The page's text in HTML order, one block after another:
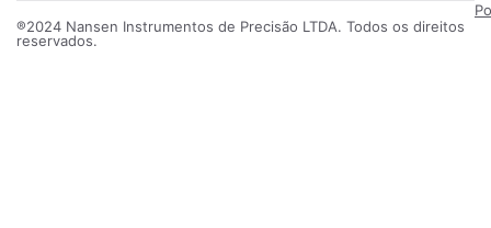
®2024 Nansen Instrumentos de Precisão LTDA. Todos os direitos
reservados.